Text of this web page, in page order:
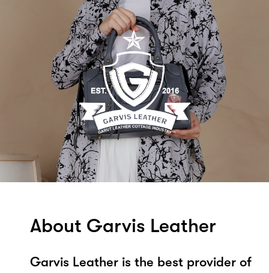
About Garvis Leather
Garvis Leather is the best provider of